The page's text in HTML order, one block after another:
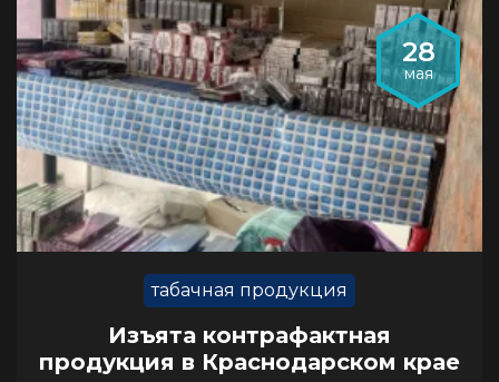
28
мая
табачная продукция
Изъята контрафактная
продукция в Краснодарском крае